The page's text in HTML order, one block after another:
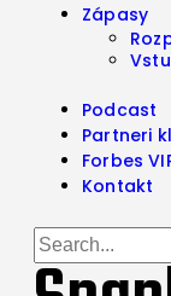
Zápasy
Podcast
Partneri
Forbes
Kontakt